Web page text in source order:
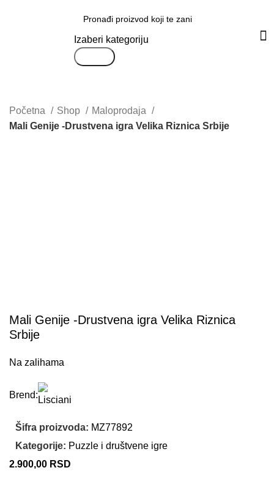
Izaberi kategoriju
Početna Shop
Maloprodaja
Mali Genije -Drustvena igra Velika Riznica Srbije
Mali Genije -Drustvena igra Velika Riznica
Srbije
Na zalihama
Brend:
Šifra proizvoda: MZ77892
Kategorije: Puzzle i društvene igre
2.900,00 RSD